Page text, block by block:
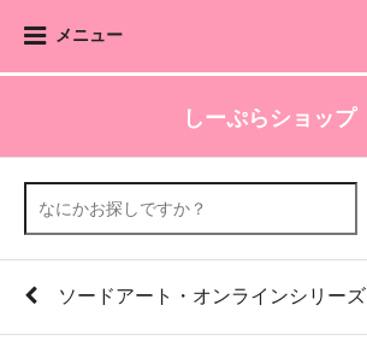
メニュー
しーぷらショップ
ソードアート・オンラインシリーズ